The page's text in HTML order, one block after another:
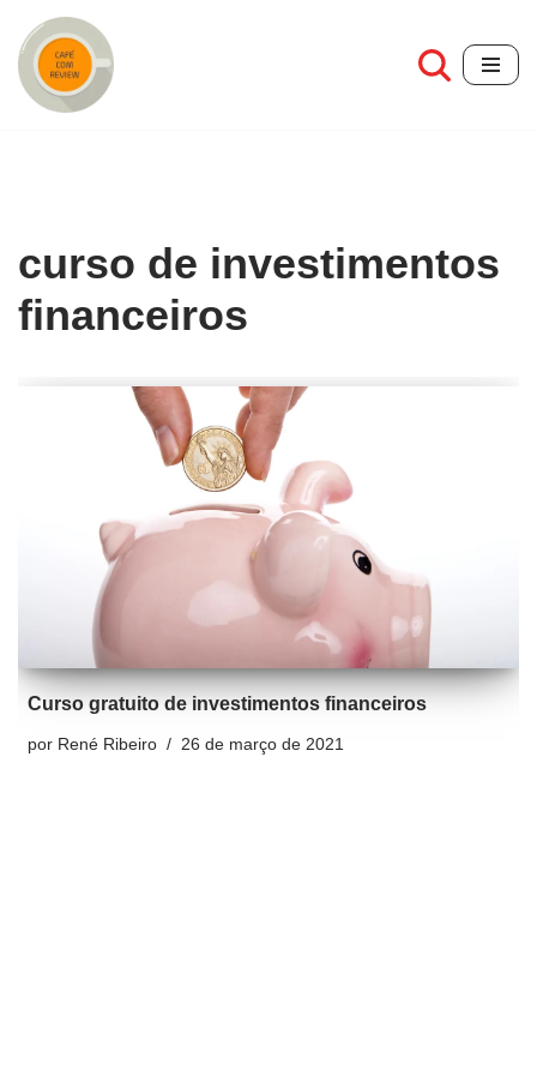
Pular
para
curso de investimentos
financeiros
Curso gratuito de investimentos financeiros
por René Ribeiro 26 de março de 2021